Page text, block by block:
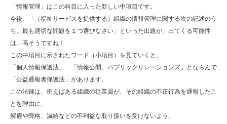
「情報管理」はこの科目に入った新しい中項目です。
今後、「（福祉サービスを提供する）組織の情報管理に関する次の記述のう
ち、最も適切な問題を１つ選びなさい」といった出題が、出てくる可能性
は…高そうですね！
この中項目に示されたワード（小項目）を見ていくと、
「個人情報保護法」 「情報公開、パブリックリレーションズ」とならんで
「公益通報者保護法」があります。
この法律は、例えばある組織の従業員が、その組織の不正行為を通報したこ
とを理由に、
解雇や降格、減給などの不利益な取り扱いを受けないよう、